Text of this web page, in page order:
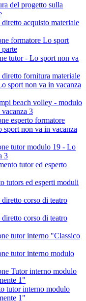
del progetto sulla
acquisto materiale
formatore Lo sport
tutor - Lo sport non va
fornitura materiale
sport non va in vacanza
beach volley - modulo
3
esperto formatore
non va in vacanza
tutor modulo 19 - Lo
3
tutor ed esperto
tutors ed esperti moduli
corso di teatro
corso di teatro
tutor interno "Classico
tutor interno modulo
Tutor interno modulo
1"
tutor interno modulo
1"